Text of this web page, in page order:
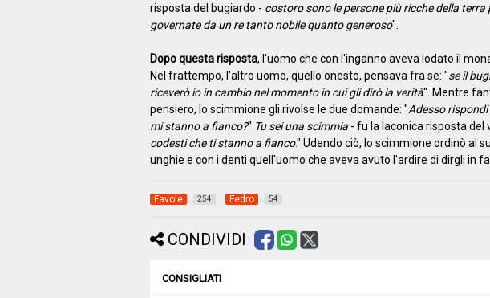
risposta del bugiardo - costoro sono le persone più ricche della
governate da un re tanto nobile quanto generoso".
Dopo questa risposta, l'uomo che con l'inganno aveva lodato il
Nel frattempo, l'altro uomo, quello onesto, pensava fra se: "se il
riceverò io in cambio nel momento in cui gli dirò la verità". Mentre
pensiero, lo scimmione gli rivolse le due domande: "Adesso
mi stanno a fianco?" Tu sei una scimmia- fu la laconica risposta del
codesti che ti stanno a fianco." Udendo ciò, lo scimmione ordinò al
unghie e con i denti quell'uomo che aveva avuto l'ardire di dirgli in
Favole 254 Fedro 54
CONDIVIDI
CONSIGLIATI